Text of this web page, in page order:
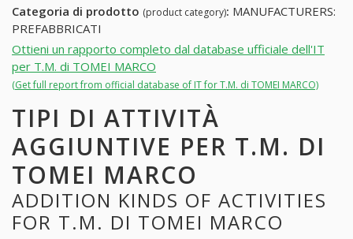
Categoria di prodotto (product category): MANUFACTURERS:
PREFABBRICATI
Ottieni un rapporto completo dal database ufficiale dell'IT
per T.M. di TOMEI MARCO
(Get full report from official database of IT for T.M. di TOMEI MARCO)
TIPI DI ATTIVITÀ
AGGIUNTIVE PER T.M. DI
TOMEI MARCO
ADDITION KINDS OF ACTIVITIES
FOR T.M. DI TOMEI MARCO